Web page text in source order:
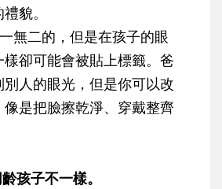
貌。
無二的，但是在孩子的眼
卻可能會被貼上標籤。爸
人的眼光，但是你可以改
是把臉擦乾淨、穿戴整齊
孩子不一樣。